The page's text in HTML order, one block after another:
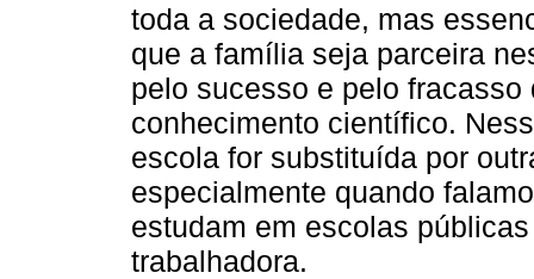
toda a sociedade, mas
que a família seja parceira
pelo sucesso e pelo
conhecimento científico.
escola for substituída por
especialmente quando
estudam em escolas
trabalhadora.